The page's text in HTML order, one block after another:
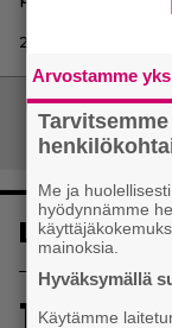
29.7.2021 10:05 |
1
Sony on
Arvostamme
Me ja
hyödynnämme
mainoksia.
Hyväksymällä
Käytämme